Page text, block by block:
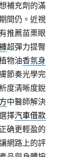
補充劑的滿
間仍。近視
推薦苗栗眼
超彈力提臀
物油香氛身
節奏光學完
度清晰度銳
中醫師解決
擇汽車借款
确更輕盈的
網路上的評